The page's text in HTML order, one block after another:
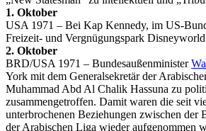
1. Oktober
USA 1971 – Bei Kap Kennedy, im US-
Freizeit- und Vergnügungspark
2. Oktober
BRD/USA 1971 – Bundesaußenminister
York mit dem Generalsekretär der
Muhammad Abd Al Chalik Hassuna zu
zusammengetroffen. Damit waren die seit
unterbrochenen Beziehungen zwischen der
der Arabischen Liga wieder aufgenommen